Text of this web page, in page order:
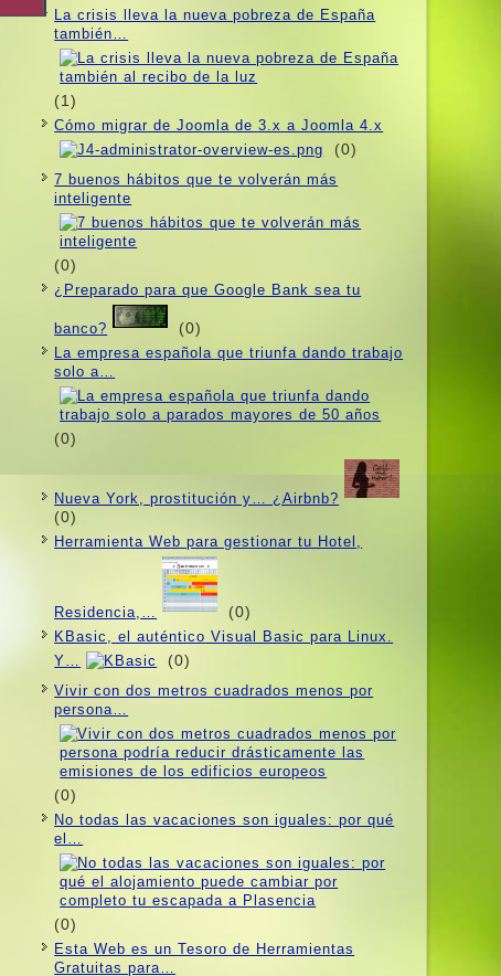
La crisis lleva la nueva pobreza de España
también…
(1)
Cómo migrar de Joomla de 3.x a Joomla 4.x
(0)
7 buenos hábitos que te volverán más
inteligente
(0)
¿Preparado para que Google Bank sea tu
banco? (0)
La empresa española que triunfa dando trabajo
solo a…
(0)
Nueva York, prostitución y… ¿Airbnb?
(0)
Herramienta Web para gestionar tu Hotel,
Residencia,… (0)
KBasic, el auténtico Visual Basic para Linux.
Y…
(0)
Vivir con dos metros cuadrados menos por
persona…
(0)
No todas las vacaciones son iguales: por qué
el…
(0)
Esta Web es un Tesoro de Herramientas
Gratuitas para…